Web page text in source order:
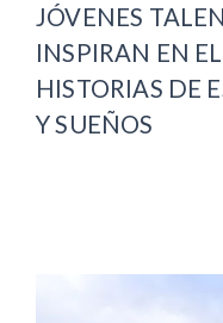
JÓVENES
INSPIRAN EN
HISTORIAS DE
Y SUEÑOS